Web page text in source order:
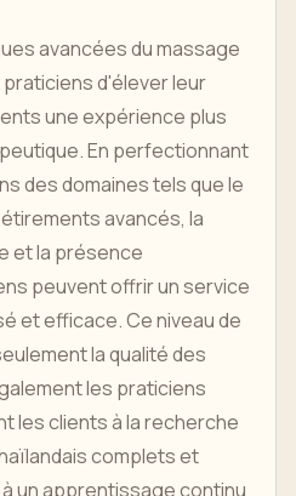
avancées du massage
d'élever leur
une expérience plus
En perfectionnant
des domaines tels que le
avancés, la
et la présence
peuvent offrir un service
et efficace. Ce niveau de
la qualité des
les praticiens
les clients à la recherche
complets et
un apprentissage continu